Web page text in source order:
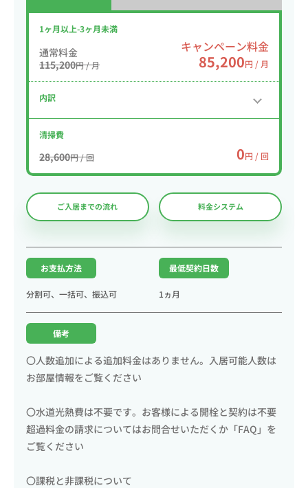
1ヶ月以上-3ヶ月未満
通常料金
115,200円 / 月
キャンペーン料金
85,200円 / 月
内訳
清掃費
28,600円 / 回 0円 / 回
ご入居までの流れ 料金システム
お支払方法
分割可、一括可、振込可
最低契約日数
1ヵ月
備考
〇人数追加による追加料金はありません。入居可能人数は
お部屋情報をご覧ください
〇水道光熱費は不要です。お客様による開栓と契約は不要
超過料金の請求についてはお問合せいただくか「FAQ」を
ご覧ください
〇課税と非課税について